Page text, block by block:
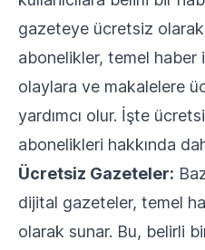
gazeteye ücretsiz
abonelikler, temel haber
olaylara ve makalelere
yardımcı olur. İşte
abonelikleri hakkında
Ücretsiz Gazeteler:
dijital gazeteler, temel
olarak sunar. Bu, belirli